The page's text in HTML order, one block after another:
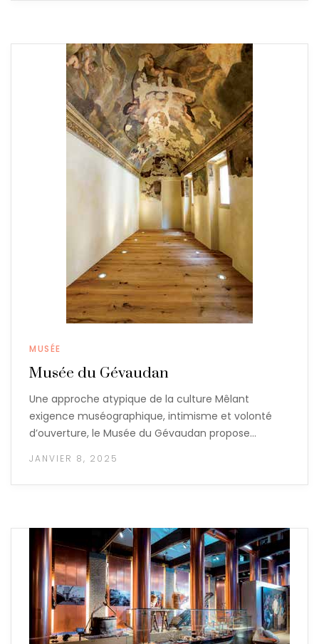
MUSÉE
Musée du Gévaudan
Une approche atypique de la culture Mêlant
exigence muséographique, intimisme et volonté
d’ouverture, le Musée du Gévaudan propose…
JANVIER 8, 2025